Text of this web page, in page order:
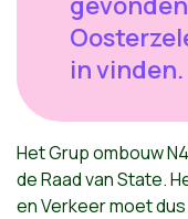
in vinden.
Het Grup ombouw
de Raad van State.
en Verkeer moet